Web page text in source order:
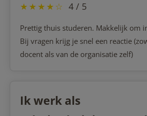
★★★★☆ 4 / 5
Prettig thuis studeren. Makkelijk om
Bij vragen krijg je snel een reactie
docent als van de organisatie zelf)
Ik werk als